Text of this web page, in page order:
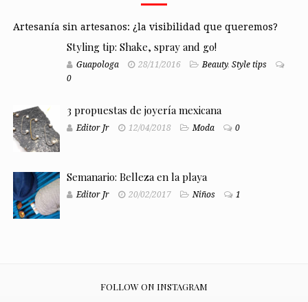
Artesanía sin artesanos: ¿la visibilidad que queremos?
Styling tip: Shake, spray and go!
Guapologa 28/11/2016 Beauty, Style tips
0
3 propuestas de joyería mexicana
Editor Jr 12/04/2018 Moda 0
Semanario: Belleza en la playa
Editor Jr 20/02/2017 Niños 1
FOLLOW ON INSTAGRAM